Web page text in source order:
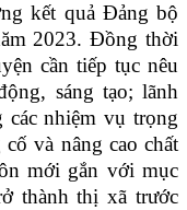
kết quả Đảng bộ
2023. Đồng thời
cần tiếp tục nêu
sáng tạo; lãnh
các nhiệm vụ trọng
và nâng cao chất
mới gắn với mục
thành thị xã trước